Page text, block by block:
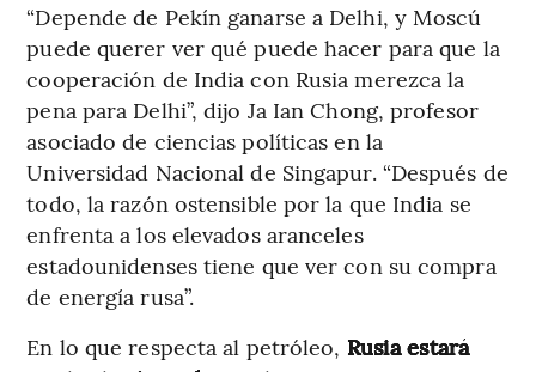
“Depende de Pekín ganarse a Delhi, y Moscú
puede querer ver qué puede hacer para que la
cooperación de India con Rusia merezca la
pena para Delhi”, dijo Ja Ian Chong, profesor
asociado de ciencias políticas en la
Universidad Nacional de Singapur. “Después de
todo, la razón ostensible por la que India se
enfrenta a los elevados aranceles
estadounidenses tiene que ver con su compra
de energía rusa”.
En lo que respecta al petróleo, Rusia estará